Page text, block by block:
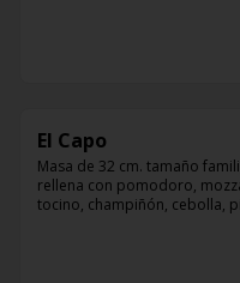
El Capo
Masa de 32 cm. tamaño
rellena con pomodoro,
tocino, champiñón, cebolla,